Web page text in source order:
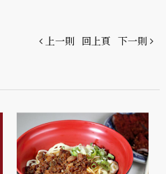
上一則 回上頁 下一則